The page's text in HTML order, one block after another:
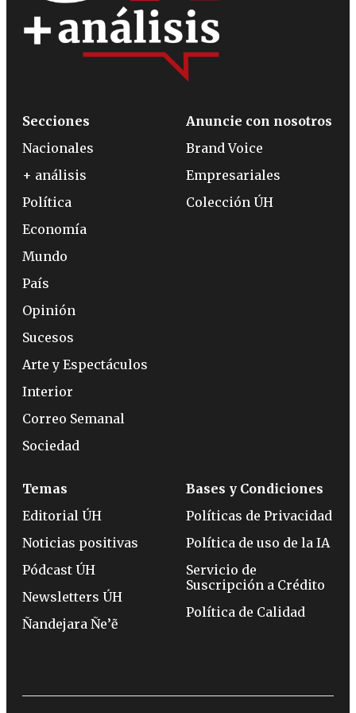
Secciones
Nacionales
+ análisis
Política
Economía
Mundo
País
Opinión
Sucesos
Arte y Espectáculos
Interior
Correo Semanal
Sociedad
Anuncie con nosotros
Brand Voice
Empresariales
Colección ÚH
Temas
Editorial ÚH
Noticias positivas
Pódcast ÚH
Newsletters ÚH
Ñandejara Ñe’ẽ
Bases y Condiciones
Políticas de Privacidad
Política de uso de la IA
Servicio de
Suscripción a Crédito
Política de Calidad